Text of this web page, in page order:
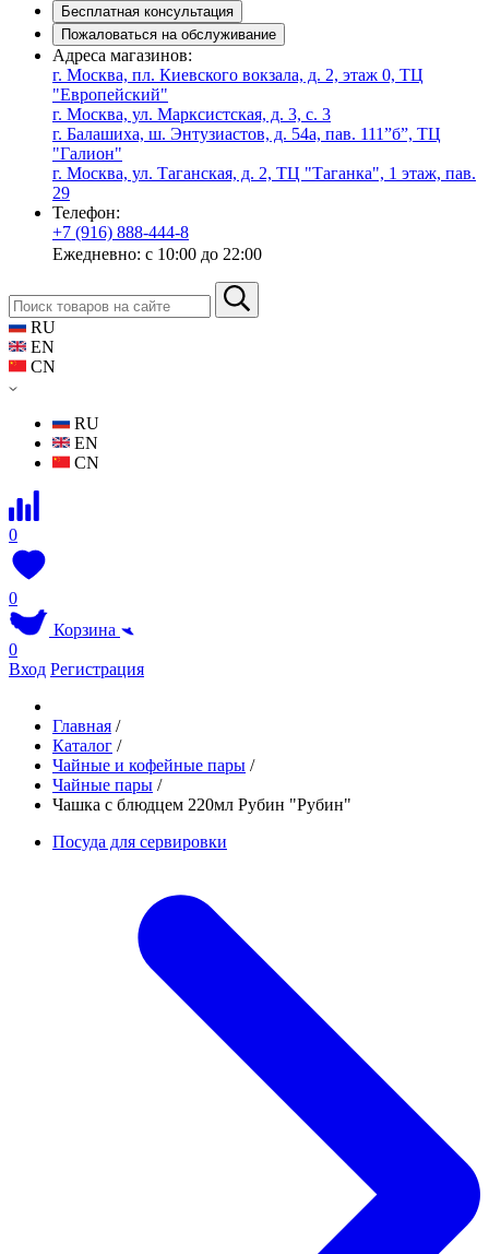
Бесплатная консультация
Пожаловаться на обслуживание
Адреса магазинов:
г. Москва, пл. Киевского вокзала, д. 2, этаж 0, ТЦ
"Европейский"
г. Москва, ул. Марксистская, д. 3, с. 3
г. Балашиха, ш. Энтузиастов, д. 54а, пав. 111”б”, ТЦ
"Галион"
г. Москва, ул. Таганская, д. 2, ТЦ "Таганка", 1 этаж, пав.
29
Телефон:
+7 (916) 888-444-8
Ежедневно: с 10:00 до 22:00
RU
EN
CN
RU
EN
CN
0
0
Корзина
0
Вход Регистрация
Главная /
Каталог /
Чайные и кофейные пары /
Чайные пары /
Чашка с блюдцем 220мл Рубин "Рубин"
Посуда для сервировки